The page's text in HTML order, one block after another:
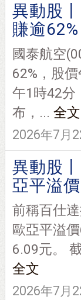
異動股
賺逾62%
國泰航空
62%，股
午1時42分
布，... 全文
2026年7月
異動股
亞平溢
前稱百仕
歐亞平溢
6.09元。
全文
2026年7月